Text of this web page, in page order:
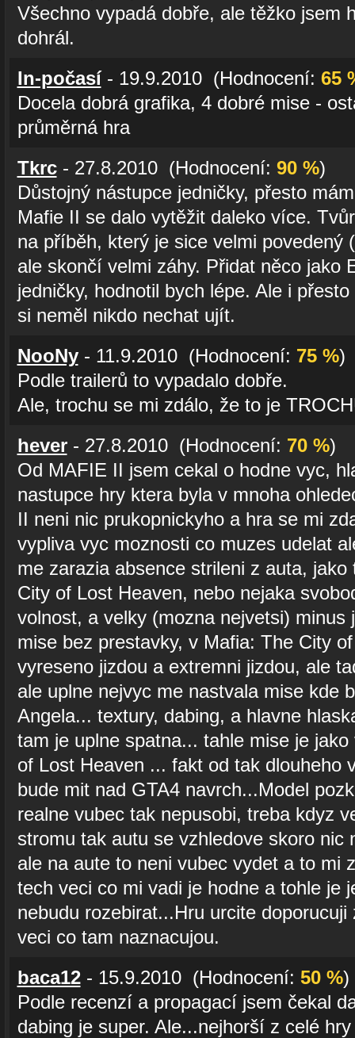
Všechno vypadá dobře, ale těžko jsem
dohrál.
In-počasí- 19.9.2010 (Hodnocení: 65
Docela dobrá grafika, 4 dobré mise -
průměrná hra
Tkrc- 27.8.2010 (Hodnocení: 90 %)
Důstojný nástupce jedničky, přesto
Mafie II se dalo vytěžit daleko více.
na příběh, který je sice velmi povedený
ale skončí velmi záhy. Přidat něco jako
jedničky, hodnotil bych lépe. Ale i
si neměl nikdo nechat ujít.
NooNy- 11.9.2010 (Hodnocení: 75 %)
Podle trailerů to vypadalo dobře.
Ale, trochu se mi zdálo, že to je
hever- 27.8.2010 (Hodnocení: 70 %)
Od MAFIE II jsem cekal o hodne vyc,
nastupce hry ktera byla v mnoha
II neni nic prukopnickyho a hra se mi
vypliva vyc moznosti co muzes udelat
me zarazia absence strileni z auta,
City of Lost Heaven, nebo nejaka
volnost, a velky (mozna nejvetsi) minus
mise bez prestavky, v Mafia: The City
vyreseno jizdou a extremni jizdou, ale
ale uplne nejvyc me nastvala mise kde
Angela... textury, dabing, a hlavne
tam je uplne spatna... tahle mise je
of Lost Heaven ... fakt od tak dlouheho
bude mit nad GTA4 navrch...Model
realne vubec tak nepusobi, treba kdyz
stromu tak autu se vzhledove skoro nic
ale na aute to neni vubec vydet a to mi
tech veci co mi vadi je hodne a tohle je
nebudu rozebirat...Hru urcite
veci co tam naznacujou.
baca12- 15.9.2010 (Hodnocení: 50 %)
Podle recenzí a propagací jsem čekal
dabing je super. Ale...nejhorší z celé